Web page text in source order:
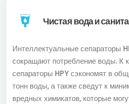
Чистая вода и
Интеллектуальные сепараторы
сокращают потребление воды. К
сепараторы HPY сэкономят в
тонн воды, а также сведут к
вредных химикатов, которые